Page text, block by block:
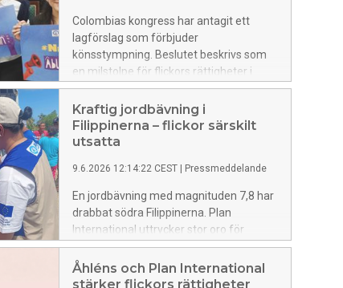
Colombias kongress har antagit ett
lagförslag som förbjuder
könsstympning. Beslutet beskrivs som
en milstolpe för flickors rättigheter i
landet och lagen väntar nu på
presidentens godkännande för att träda
i kraft.
Kraftig jordbävning i
Filippinerna – flickor särskilt
utsatta
9.6.2026 12:14:22 CEST Pressmeddelande
En jordbävning med magnituden 7,8 har
drabbat södra Filippinerna. Plan
International uttrycker stor oro för
situationen för
flickor, eftersom katastrofer ökar risken
för att de ska utsättas för våld, och stå
Åhléns och Plan International
stärker flickors rättigheter